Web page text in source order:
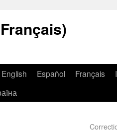
English Español Français